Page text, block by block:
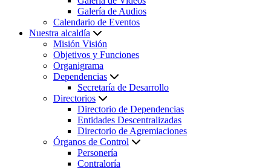
Galería de Audios
Calendario de Eventos
Nuestra alcaldía
Misión Visión
Objetivos y Funciones
Organigrama
Dependencias
Secretaría de Desarrollo
Directorios
Directorio de Dependencias
Entidades Descentralizadas
Directorio de Agremiaciones
Órganos de Control
Personería
Contraloría